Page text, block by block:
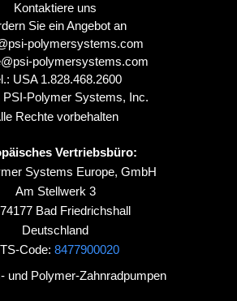
Kontaktiere uns
Sie ein Angebot an
polymersystems.com
polymersystems.com
USA 1.828.468.2600
Polymer Systems, Inc.
Rechte vorbehalten
Vertriebsbüro:
Systems Europe, GmbH
Am Stellwerk 3
Bad Friedrichshall
Deutschland
Code: 8477900020
und Polymer-Zahnradpumpen